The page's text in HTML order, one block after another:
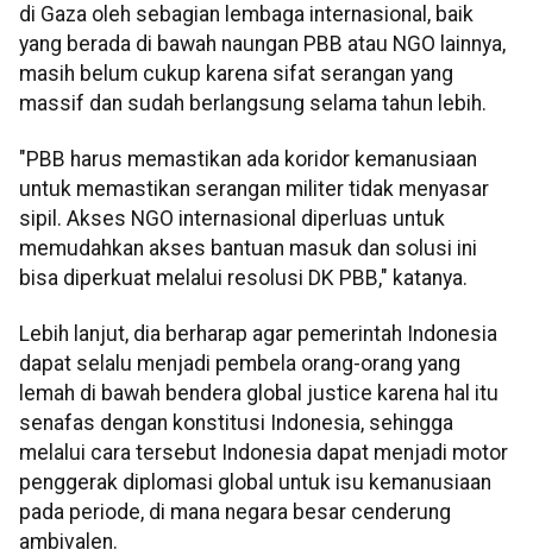
di Gaza oleh sebagian lembaga internasional, baik
yang berada di bawah naungan PBB atau NGO lainnya,
masih belum cukup karena sifat serangan yang
massif dan sudah berlangsung selama tahun lebih.
"PBB harus memastikan ada koridor kemanusiaan
untuk memastikan serangan militer tidak menyasar
sipil. Akses NGO internasional diperluas untuk
memudahkan akses bantuan masuk dan solusi ini
bisa diperkuat melalui resolusi DK PBB," katanya.
Lebih lanjut, dia berharap agar pemerintah Indonesia
dapat selalu menjadi pembela orang-orang yang
lemah di bawah bendera global justice karena hal itu
senafas dengan konstitusi Indonesia, sehingga
melalui cara tersebut Indonesia dapat menjadi motor
penggerak diplomasi global untuk isu kemanusiaan
pada periode, di mana negara besar cenderung
ambivalen.